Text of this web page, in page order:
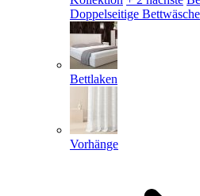
Doppelseitige Bettwäsche
Bettlaken
Vorhänge